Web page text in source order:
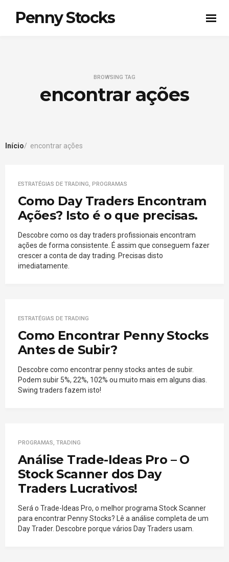
Penny Stocks
BROWSING TAG
encontrar ações
Início encontrar ações
ESTRATÉGIAS DE TRADING, PROGRAMAS
Como Day Traders Encontram
Ações? Isto é o que precisas.
Descobre como os day traders profissionais encontram
ações de forma consistente. É assim que conseguem fazer
crescer a conta de day trading. Precisas disto
imediatamente.
ESTRATÉGIAS DE TRADING
Como Encontrar Penny Stocks
Antes de Subir?
Descobre como encontrar penny stocks antes de subir.
Podem subir 5%, 22%, 102% ou muito mais em alguns dias.
Swing traders fazem isto!
PROGRAMAS, TRADING
Análise Trade-Ideas Pro – O
Stock Scanner dos Day
Traders Lucrativos!
Será o Trade-Ideas Pro, o melhor programa Stock Scanner
para encontrar Penny Stocks? Lê a análise completa de um
Day Trader. Descobre porque vários Day Traders usam.